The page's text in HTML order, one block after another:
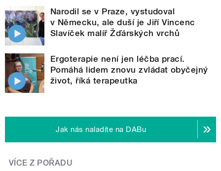
Narodil se v Praze, vystudoval
v Německu, ale duší je Jiří Vincenc
Slavíček malíř Žďárských vrchů
Ergoterapie není jen léčba prací.
Pomáhá lidem znovu zvládat obyčejný
život, říká terapeutka
Jak nás naladíte na DABu
VÍCE Z POŘADU